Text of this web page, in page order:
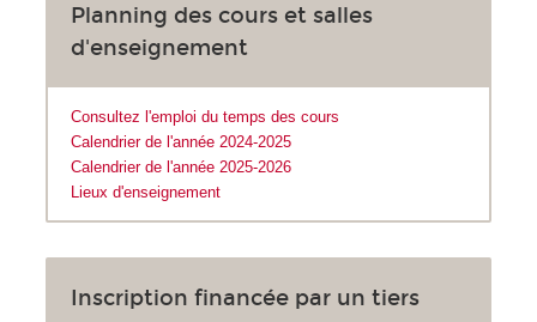
Planning des cours et salles
d'enseignement
Consultez l'emploi du temps des cours
Calendrier de l'année 2024-2025
Calendrier de l'année 2025-2026
Lieux d'enseignement
Inscription financée par un tiers